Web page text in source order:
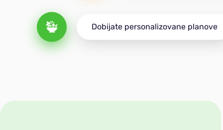
Dobijate personalizovane planove